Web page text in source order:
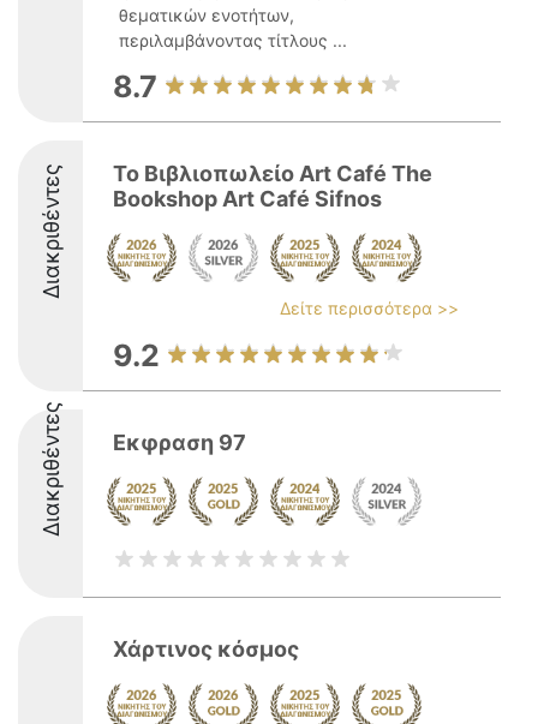
θεματικών ενοτήτων,
περιλαμβάνοντας τίτλους ...
8.7
Διακριθέντες
Το Βιβλιοπωλείο Art Café The
Bookshop Art Café Sifnos
Δείτε περισσότερα >>
9.2
Διακριθέντες Εκφραση 97
Χάρτινος κόσμος